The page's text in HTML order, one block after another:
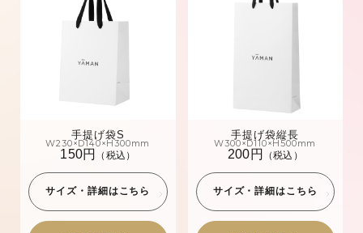
手提げ袋S
W230×D140×H300mm
150円 （税込）
サイズ・詳細はこちら
手提げ袋縦長
W300×D110×H500mm
200円 （税込）
サイズ・詳細はこちら